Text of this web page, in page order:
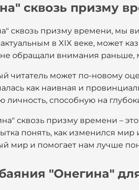
сквозь призму
сквозь призму времени, мы
в XIX веке, может
не обращали внимания раньше,
читатель может по-новому
как наивная и
способную на
сквозь призму времени –
понять, как изменился мир
мир и помогает нам лучше
"Онегина"